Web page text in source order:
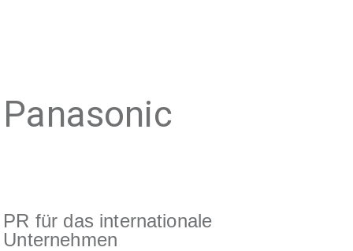
Panasonic
PR für das internationale
Unternehmen